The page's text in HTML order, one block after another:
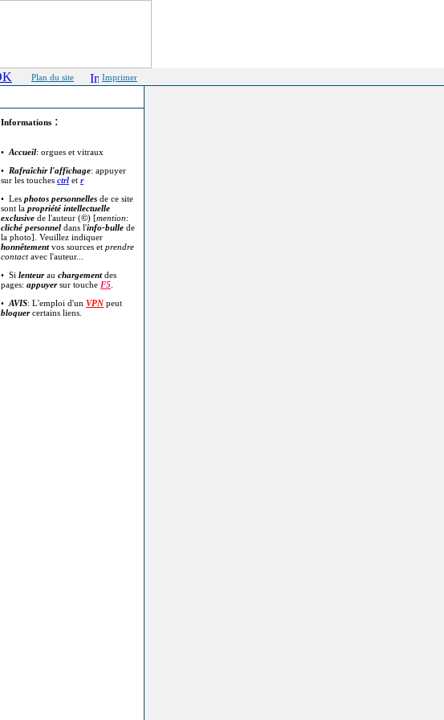
Plan du site Imprimer
Informations :
• Accueil: orgues et vitraux
• Rafraîchir l'affichage: appuyer
sur les touches ctrl et r
• Les photos personnelles de ce site
sont la propriété intellectuelle
exclusive de l'auteur (©) [mention:
cliché personnel dans l'info-bulle de
la photo]. Veuillez indiquer
honnêtementvos sources et prendre
contactavec l'auteur...
• Si lenteurau chargementdes
pages: appuyersur touche F5
• AVIS: L'emploi d'un VPNpeut
bloquercertains liens.